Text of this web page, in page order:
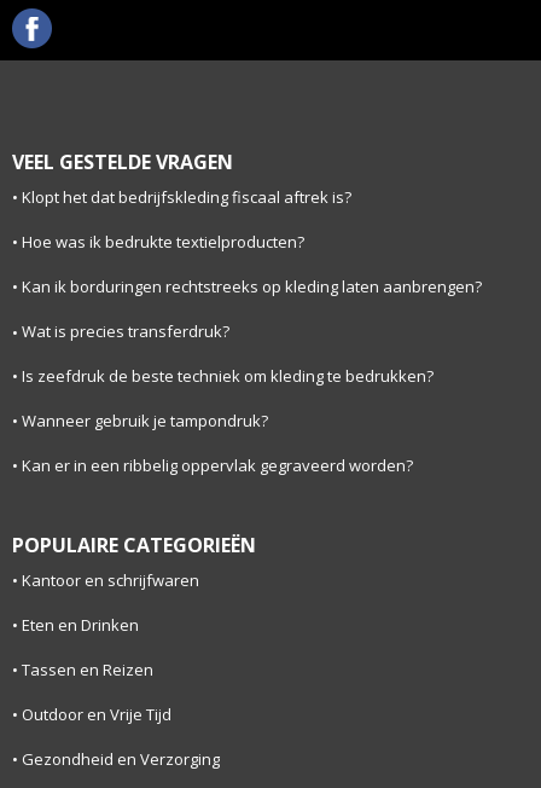
VEEL GESTELDE VRAGEN
Klopt het dat bedrijfskleding fiscaal aftrek is?
Hoe was ik bedrukte textielproducten?
Kan ik borduringen rechtstreeks op kleding laten aanbrengen?
Wat is precies transferdruk?
Is zeefdruk de beste techniek om kleding te bedrukken?
Wanneer gebruik je tampondruk?
Kan er in een ribbelig oppervlak gegraveerd worden?
POPULAIRE CATEGORIEËN
Kantoor en schrijfwaren
Eten en Drinken
Tassen en Reizen
Outdoor en Vrije Tijd
Gezondheid en Verzorging